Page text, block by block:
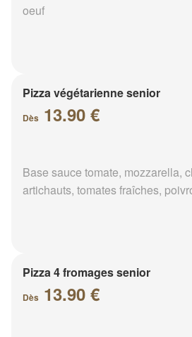
oeuf
Pizza végétarienne senior
Dès 13.90 €
Base sauce tomate, mozzarella,
artichauts, tomates fraîches,
Pizza 4 fromages senior
Dès 13.90 €